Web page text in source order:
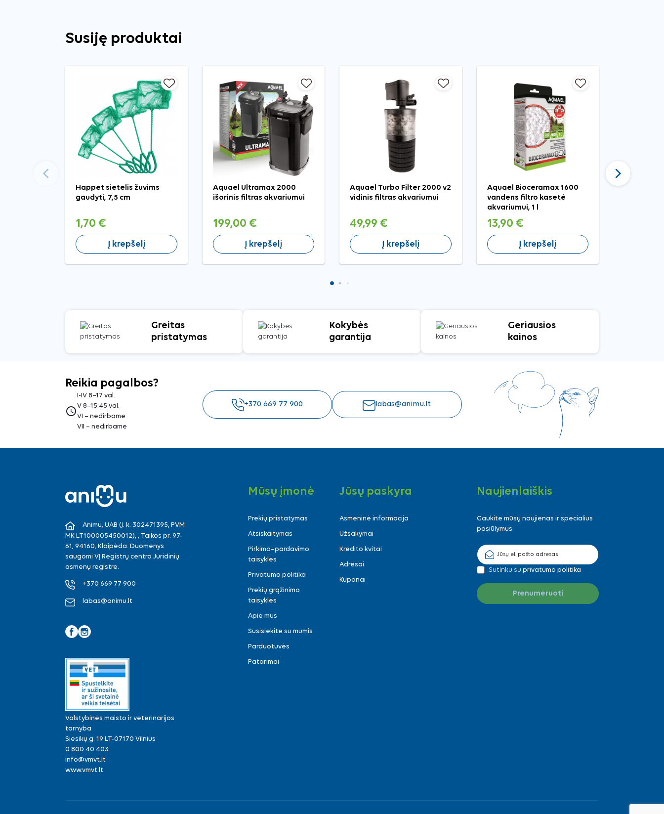
Susiję produktai
Happet sietelis žuvims
gaudyti, 7,5 cm
1,70 €
Į krepšelį
Aquael Ultramax 2000
išorinis filtras akvariumui
199,00 €
Į krepšelį
Aquael Turbo Filter 2000 v2
vidinis filtras akvariumui
49,99 €
Į krepšelį
Aquael Bioceramax 1600
vandens filtro kasetė
akvariumui, 1 l
13,90 €
Į krepšelį
Greitas
pristatymas
Kokybės
garantija
Geriausios
kainos
Reikia pagalbos?
access_time
I-IV 8–17 val.
V 8–15:45 val.
VI – nedirbame
VII – nedirbame
+370 669 77 900 labas@animu.lt
Animu, UAB (Į. k. 302471395, PVM
MK LT100005450012), , Taikos pr. 97-
61, 94160, Klaipėda. Duomenys
saugomi VĮ Registrų centro Juridinių
asmenų registre.
+370 669 77 900
labas@animu.lt
Valstybinės maisto ir veterinarijos
tarnyba
Siesikų g. 19 LT-07170 Vilnius
0 800 40 403
info@vmvt.lt
www.vmvt.lt
Mūsų įmonė
Prekių pristatymas
Atsiskaitymas
Pirkimo–pardavimo
taisyklės
Privatumo politika
Prekių grąžinimo
taisyklės
Apie mus
Susisiekite su mumis
Parduotuvės
Patarimai
Jūsų paskyra
Asmeninė informacija
Užsakymai
Kredito kvitai
Adresai
Kuponai
Naujienlaiškis
Gaukite mūsų naujienas ir specialius
pasiūlymus
Sutinku su privatumo politika